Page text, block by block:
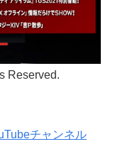
Reserved.
チャンネル